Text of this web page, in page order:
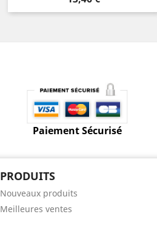
Paiement Sécurisé
PRODUITS
Nouveaux produits
Meilleures ventes